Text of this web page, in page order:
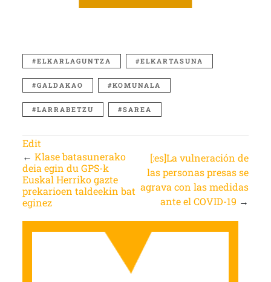
ELKARLAGUNTZA ELKARTASUNA
GALDAKAO KOMUNALA
LARRABETZU SAREA
Edit
← Klase batasunerako
deia egin du GPS-k
Euskal Herriko gazte
prekarioen taldeekin bat
eginez
[:es]La vulneración de
las personas presas se
agrava con las medidas
ante el COVID-19 →